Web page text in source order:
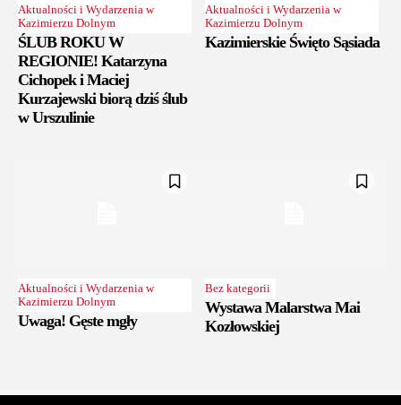
Aktualności i Wydarzenia w
Kazimierzu Dolnym
ŚLUB ROKU W
REGIONIE! Katarzyna
Cichopek i Maciej
Kurzajewski biorą dziś ślub
w Urszulinie
Aktualności i Wydarzenia w
Kazimierzu Dolnym
Kazimierskie Święto Sąsiada
Aktualności i Wydarzenia w
Kazimierzu Dolnym
Uwaga! Gęste mgły
Bez kategorii
Wystawa Malarstwa Mai
Kozłowskiej